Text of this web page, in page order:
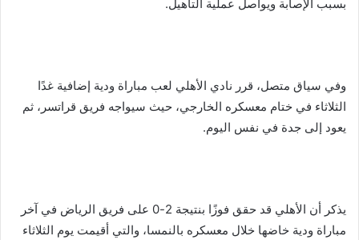
بسبب الإصابة ويواصل عملية التأهيل.
وفي سياق متصل، قرر نادي الأهلي لعب مباراة ودية إضافية غدًا
الثلاثاء في ختام معسكره الخارجي، حيث سيواجه فريق قراتسر، ثم
يعود إلى جدة في نفس اليوم.
يذكر أن الأهلي قد حقق فوزًا بنتيجة 2-0 على فريق الرياض في آخر
مباراة ودية خاضها خلال معسكره بالنمسا، والتي أقيمت يوم الثلاثاء